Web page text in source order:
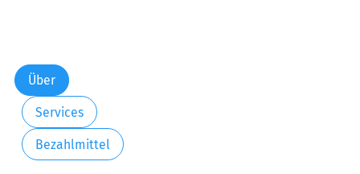
Über
Services
Bezahlmittel